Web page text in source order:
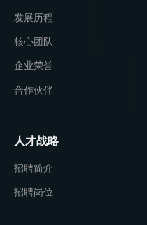
发展历程
核心团队
企业荣誉
合作伙伴
人才战略
招聘简介
招聘岗位